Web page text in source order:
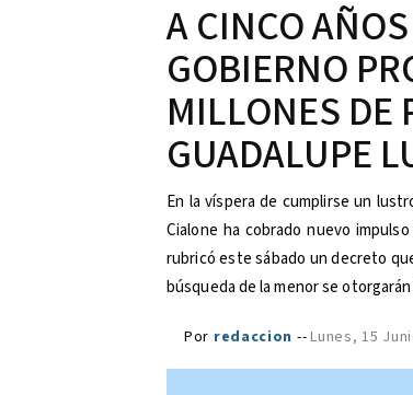
​A CINCO
GOBIERNO
MILLONES DE
GUADALUPE
En la víspera de cumplirse un
Cialone ha cobrado nuevo
rubricó este sábado un decreto
búsqueda de la menor se
Por redaccion --Lunes, 15